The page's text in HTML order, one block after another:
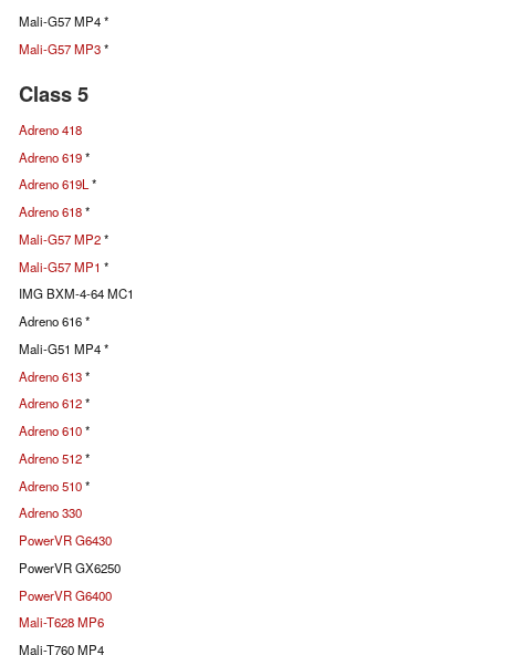
Mali-G57 MP4 *
Mali-G57 MP3*
Class 5
Adreno 418
Adreno 619*
Adreno 619L*
Adreno 618*
Mali-G57 MP2*
Mali-G57 MP1 *
IMG BXM-4-64 MC1
Adreno 616 *
Mali-G51 MP4 *
Adreno 613*
Adreno 612*
Adreno 610*
Adreno 512*
Adreno 510*
Adreno 330
PowerVR G6430
PowerVR GX6250
PowerVR G6400
Mali-T628 MP6
Mali-T760 MP4